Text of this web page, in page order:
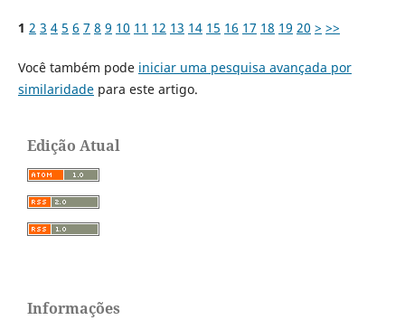
1 2 3 4 5 6 7 8 9 10 11 12 13 14 15 16 17 18 19 20 > >>
Você também pode iniciar uma pesquisa avançada por
similaridadepara este artigo.
Edição Atual
Informações